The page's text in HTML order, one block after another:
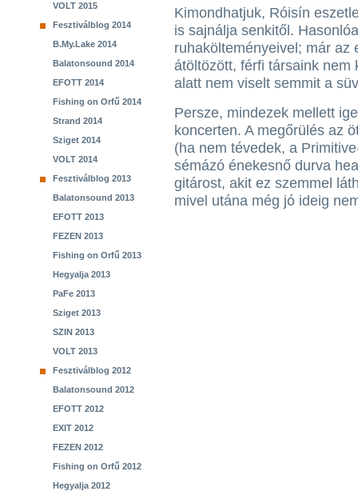
VOLT 2015
Fesztiválblog 2014
B.My.Lake 2014
Balatonsound 2014
EFOTT 2014
Fishing on Orfű 2014
Strand 2014
Sziget 2014
VOLT 2014
Fesztiválblog 2013
Balatonsound 2013
EFOTT 2013
FEZEN 2013
Fishing on Orfű 2013
Hegyalja 2013
PaFe 2013
Sziget 2013
SZIN 2013
VOLT 2013
Fesztiválblog 2012
Balatonsound 2012
EFOTT 2012
EXIT 2012
FEZEN 2012
Fishing on Orfű 2012
Hegyalja 2012
Kimondhatjuk, Róisín
is sajnálja senkitől.
ruhakölteményeivel; már az
átöltözött, férfi társaink nem
alatt nem viselt semmit a
Persze, mindezek mellett
koncerten. A megőrülés az
(ha nem tévedek, a
sémázó énekesnő durva
gitárost, akit ez szemmel
mivel utána még jó ideig